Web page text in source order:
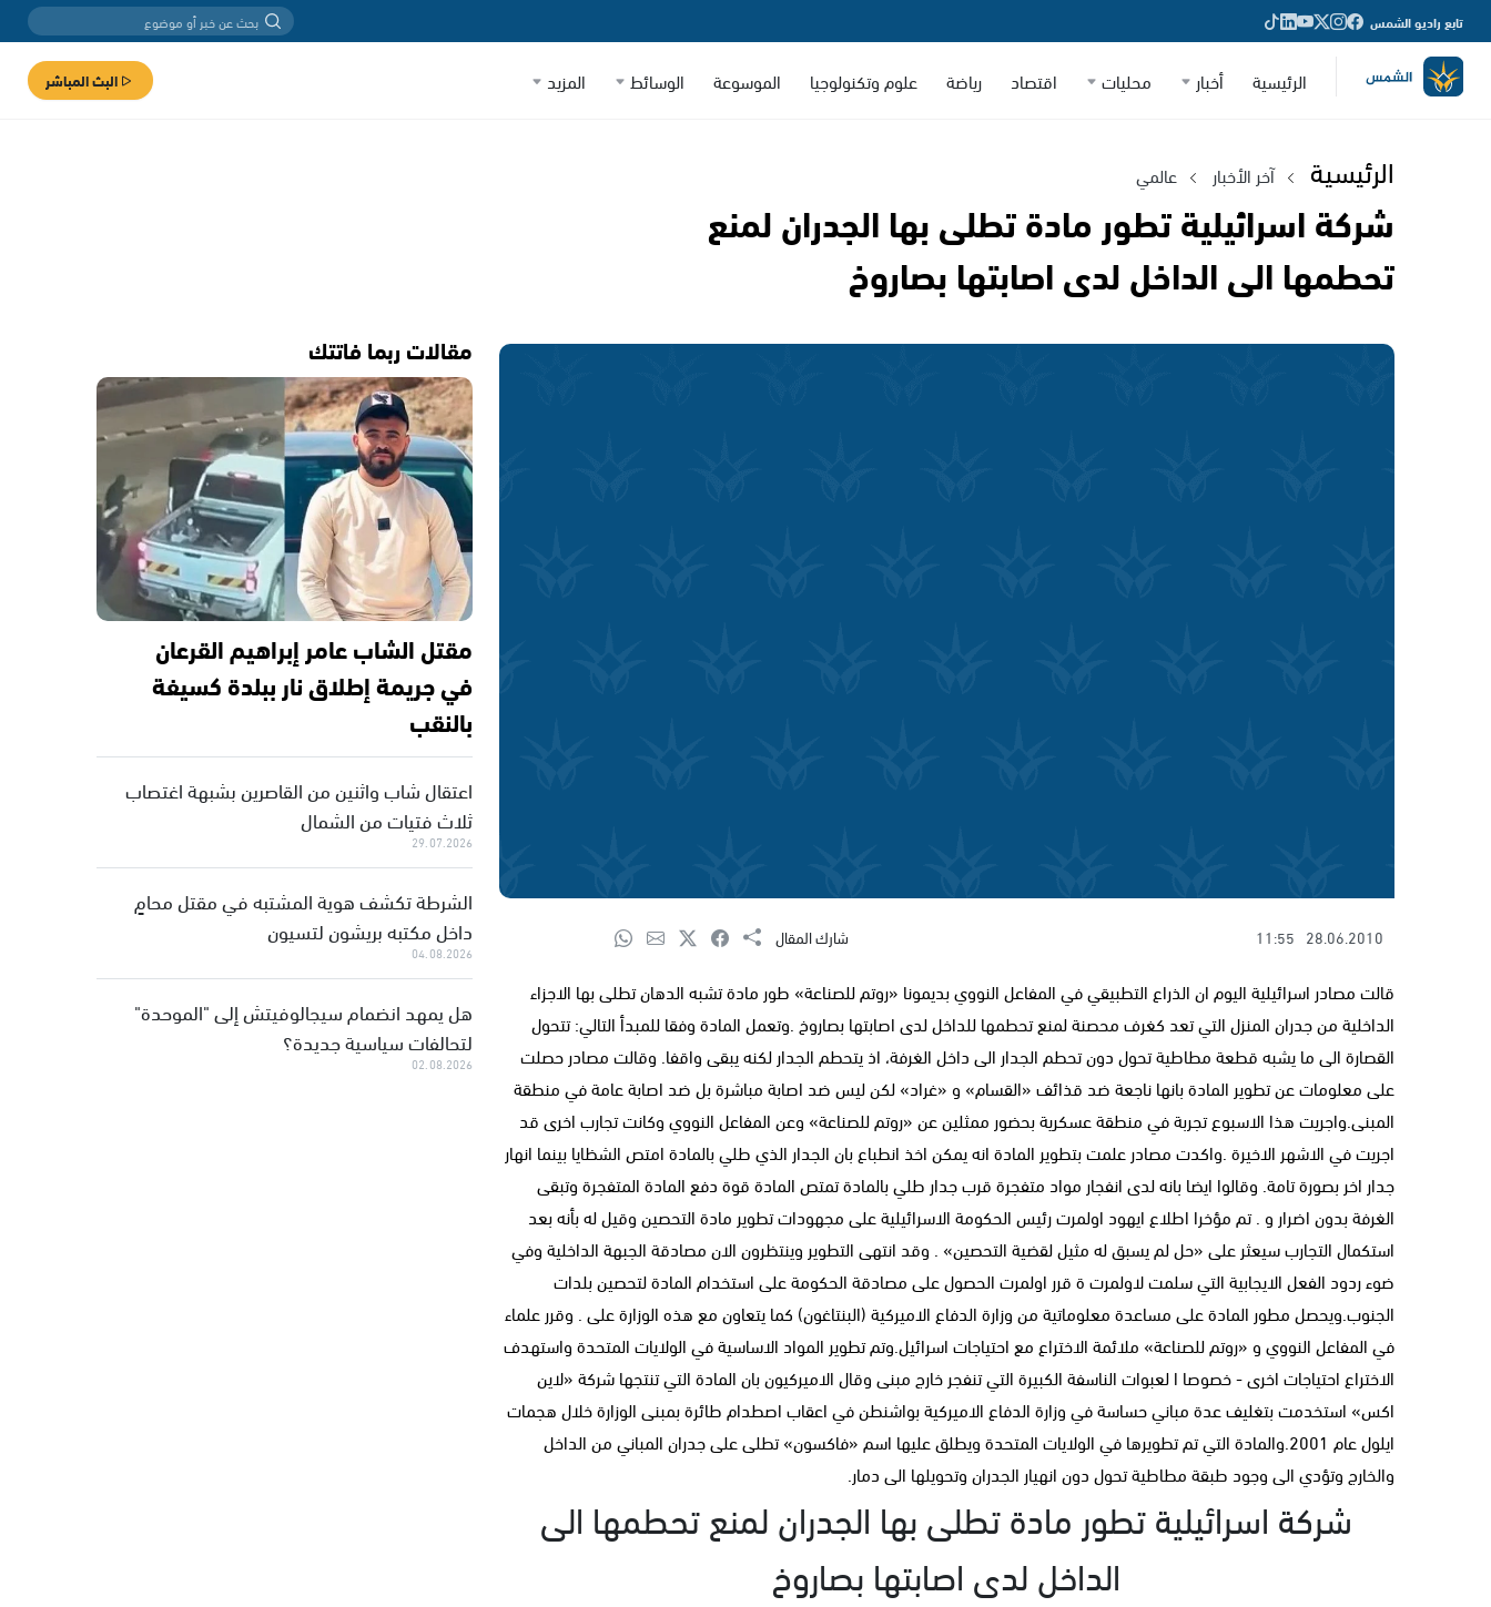
تابع راديو الشمس
الرئيسية أخبار محليات اقتصاد رياضة علوم وتكنولوجيا الموسوعة الوسائط المزيد البث المباشر
الرئيسية آخر الأخبار عالمي
شركة اسرائيلية تطور مادة تطلى بها الجدران لمنع
تحطمها الى الداخل لدى اصابتها بصاروخ
28.06.2010
11:55 شارك المقال
قالت مصادر اسرائيلية اليوم ان الذراع التطبيقي في المفاعل النووي بديمونا «روتم للصناعة» طور مادة تشبه الدهان تطلى بها الاجزاء
الداخلية من جدران المنزل التي تعد كغرف محصنة لمنع تحطمها للداخل لدى اصابتها بصاروخ .وتعمل المادة وفقا للمبدأ التالي: تتحول
القصارة الى ما يشبه قطعة مطاطية تحول دون تحطم الجدار الى داخل الغرفة، اذ يتحطم الجدار لكنه يبقى واقفا. وقالت مصادر حصلت
على معلومات عن تطوير المادة بانها ناجعة ضد قذائف «القسام» و «غراد» لكن ليس ضد اصابة مباشرة بل ضد اصابة عامة في منطقة
المبنى.واجريت هذا الاسبوع تجربة في منطقة عسكرية بحضور ممثلين عن «روتم للصناعة» وعن المفاعل النووي وكانت تجارب اخرى قد
اجريت في الاشهر الاخيرة .واكدت مصادر علمت بتطوير المادة انه يمكن اخذ انطباع بان الجدار الذي طلي بالمادة امتص الشظايا بينما انهار
جدار اخر بصورة تامة. وقالوا ايضا بانه لدى انفجار مواد متفجرة قرب جدار طلي بالمادة تمتص المادة قوة دفع المادة المتفجرة وتبقى
الغرفة بدون اضرار و . تم مؤخرا اطلاع ايهود اولمرت رئيس الحكومة الاسرائيلية على مجهودات تطوير مادة التحصين وقيل له بأنه بعد
استكمال التجارب سيعثر على «حل لم يسبق له مثيل لقضية التحصين» . وقد انتهى التطوير وينتظرون الان مصادقة الجبهة الداخلية وفي
ضوء ردود الفعل الايجابية التي سلمت لاولمرت ة قرر اولمرت الحصول على مصادقة الحكومة على استخدام المادة لتحصين بلدات
الجنوب.ويحصل مطور المادة على مساعدة معلوماتية من وزارة الدفاع الاميركية (البنتاغون) كما يتعاون مع هذه الوزارة على . وقرر علماء
في المفاعل النووي و «روتم للصناعة» ملائمة الاختراع مع احتياجات اسرائيل.وتم تطوير المواد الاساسية في الولايات المتحدة واستهدف
الاختراع احتياجات اخرى - خصوصا ا لعبوات الناسفة الكبيرة التي تنفجر خارج مبنى وقال الاميركيون بان المادة التي تنتجها شركة «لاين
اكس» استخدمت بتغليف عدة مباني حساسة في وزارة الدفاع الاميركية بواشنطن في اعقاب اصطدام طائرة بمبنى الوزارة خلال هجمات
ايلول عام 2001.والمادة التي تم تطويرها في الولايات المتحدة ويطلق عليها اسم «فاكسون» تطلى على جدران المباني من الداخل
والخارج وتؤدي الى وجود طبقة مطاطية تحول دون انهيار الجدران وتحويلها الى دمار.
شركة اسرائيلية تطور مادة تطلى بها الجدران لمنع تحطمها الى
الداخل لدى اصابتها بصاروخ
مقالات ربما فاتتك
مقتل الشاب عامر إبراهيم القرعان
في جريمة إطلاق نار ببلدة كسيفة
بالنقب
اعتقال شاب واثنين من القاصرين بشبهة اغتصاب
ثلاث فتيات من الشمال
29.07.2026
الشرطة تكشف هوية المشتبه في مقتل محامٍ
داخل مكتبه بريشون لتسيون
04.08.2026
هل يمهد انضمام سيجالوفيتش إلى "الموحدة"
لتحالفات سياسية جديدة؟
02.08.2026